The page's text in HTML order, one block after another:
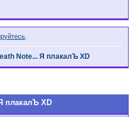
Note... Я плакалЪ XD
плакалЪ XD